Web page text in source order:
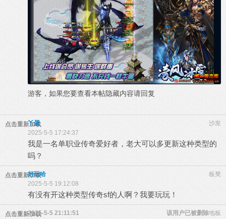
游客，如果您要查看本帖隐藏内容请回复
点击重新加载 沙发
丫蛋
2025-5-5 17:24:37
我是一名单职业传奇爱好者，老大可以多更新这种类型的
吗？
点击重新加载 板凳
好玩哈
2025-5-5 19:12:08
有没有开这种类型传奇sf的人啊？我要玩玩！
点击重新加载 地板
该用户已被删除
2025-5-5 21:11:51